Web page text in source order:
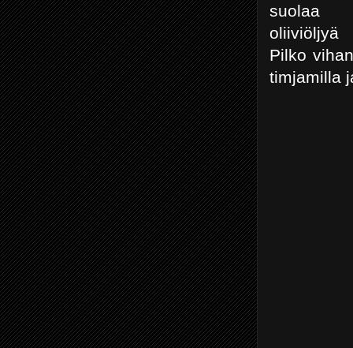
suolaa
oliiviöljyä
Pilko
timjamilla